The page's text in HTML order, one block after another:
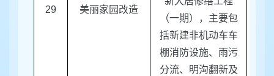
29 美丽家园改造
（一期），主要包
括新建非机动车车
棚消防设施、雨污
分流、明沟翻新及